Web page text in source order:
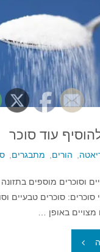
עוד סוכר
הורים מתבגרים
וסוכרים מוספים בתזונה
סוכרים: סוכרים טבעיים
מצויים באופן …
"לא